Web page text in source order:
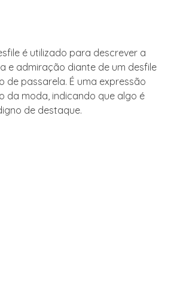
é utilizado para descrever a
e admiração diante de um desfile
de passarela. É uma expressão
da moda, indicando que algo é
de destaque.